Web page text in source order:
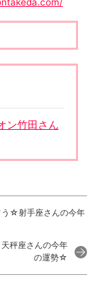
ン竹田さん
う☆射手座さんの今年
秤座さんの今年
の運勢☆